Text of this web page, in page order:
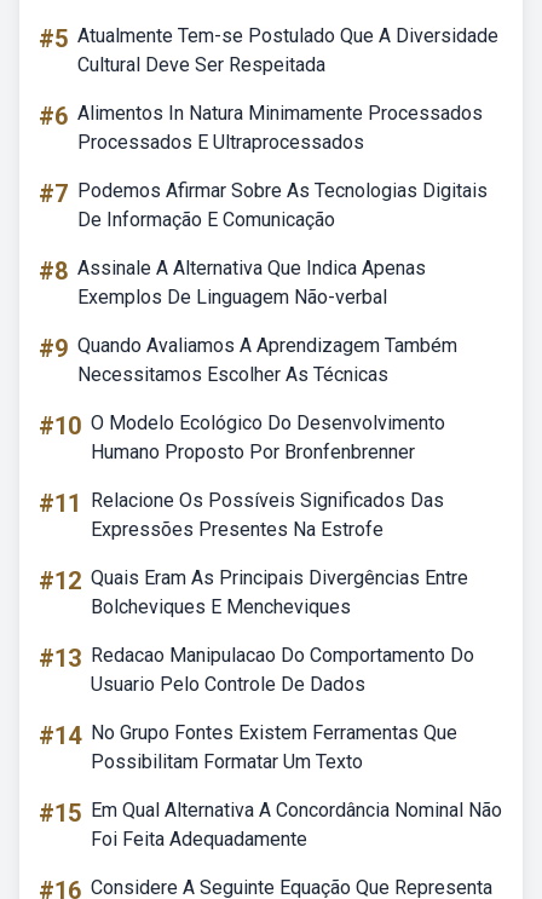
#5 Atualmente Tem-se Postulado Que A Diversidade
Cultural Deve Ser Respeitada
#6 Alimentos In Natura Minimamente Processados
Processados E Ultraprocessados
#7 Podemos Afirmar Sobre As Tecnologias Digitais
De Informação E Comunicação
#8 Assinale A Alternativa Que Indica Apenas
Exemplos De Linguagem Não-verbal
#9 Quando Avaliamos A Aprendizagem Também
Necessitamos Escolher As Técnicas
#10 O Modelo Ecológico Do Desenvolvimento
Humano Proposto Por Bronfenbrenner
#11
Relacione Os Possíveis Significados Das
Expressões Presentes Na Estrofe
#12 Quais Eram As Principais Divergências Entre
Bolcheviques E Mencheviques
#13 Redacao Manipulacao Do Comportamento Do
Usuario Pelo Controle De Dados
#14 No Grupo Fontes Existem Ferramentas Que
Possibilitam Formatar Um Texto
#15 Em Qual Alternativa A Concordância Nominal Não
Foi Feita Adequadamente
#16 Considere A Seguinte Equação Que Representa